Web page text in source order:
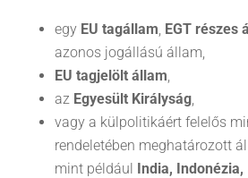
egy EU tagállam EGT részes
azonos jogállású állam,
EU tagjelölt állam
az Egyesült Királyság,
vagy a külpolitikáért felelős
rendeletében meghatározott
mint például India,